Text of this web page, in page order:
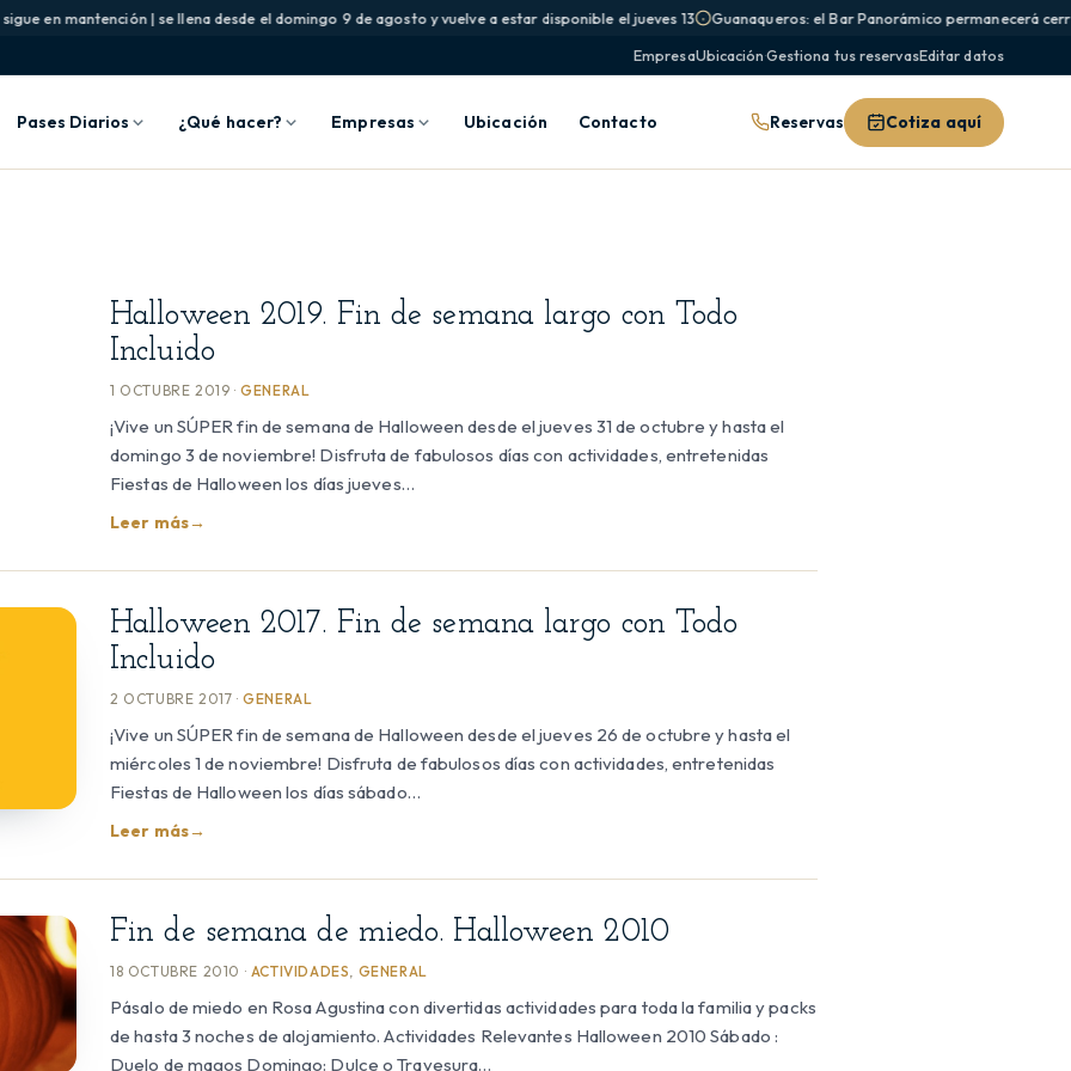
en mantención | se llena desde el domingo 9 de agosto y vuelve a estar disponible el jueves 13
Guanaqueros: el Bar Panorámico permanecerá
EmpresaUbicación·Gestiona tus reservasEditar datos
Pases Diarios ¿Qué hacer? Empresas Ubicación Contacto Reservas Cotiza aquí
Halloween 2019. Fin de semana largo con Todo
Incluido
1 OCTUBRE 2019 ·GENERAL
¡Vive un SÚPER fin de semana de Halloween desde el jueves 31 de octubre y hasta el
domingo 3 de noviembre! Disfruta de fabulosos días con actividades, entretenidas
Fiestas de Halloween los días jueves…
Leer más→
Halloween 2017. Fin de semana largo con Todo
Incluido
2 OCTUBRE 2017 ·GENERAL
¡Vive un SÚPER fin de semana de Halloween desde el jueves 26 de octubre y hasta el
miércoles 1 de noviembre! Disfruta de fabulosos días con actividades, entretenidas
Fiestas de Halloween los días sábado…
Leer más→
Fin de semana de miedo. Halloween 2010
18 OCTUBRE 2010 · ACTIVIDADES, GENERAL
Pásalo de miedo en Rosa Agustina con divertidas actividades para toda la familia y packs
de hasta 3 noches de alojamiento. Actividades Relevantes Halloween 2010 Sábado :
Duelo de magos Domingo: Dulce o Travesura…